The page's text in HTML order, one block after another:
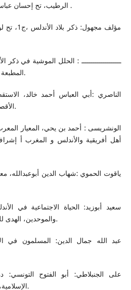
الرطيب، تح إحسان عباس، دار صادر، بيروت، 1988م .
مؤلف
ــــــــــــــــــــ : الحلل الموشية في
المطبعة الاقتصادية، 1936 م، ص140.
الناصري :أبي العباس أحمد خالد،
الأقصى ،ط1، الدار البيضاء، 1954.
الونشريسى : أحمد بن يحي، المعيار
أهل أفريقية والأندلس و المغرب أ
ياقوت الحموي :شهاب الدين أبوعبدالله،
سعيد أبوزيد: الحياة الاجتماعية في
والموحدين، الهدى للطباعة، شبين الكوم، 1996م.
على الجنبلاطي: أبو الفتوح التونسي:
الإسلامية، مكتبة الأنجلو المصرية، د ت.